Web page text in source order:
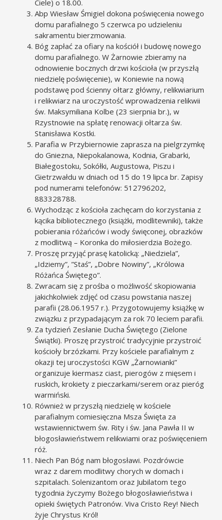
Ciele) o 18.00.
Abp Wiesław Śmigiel dokona poświęcenia nowego
domu parafialnego 5 czerwca po udzieleniu
sakramentu bierzmowania.
Bóg zapłać za ofiary na kościół i budowę nowego
domu parafialnego. W Żarnowie zbieramy na
odnowienie bocznych drzwi kościoła (w przyszłą
niedzielę poświęcenie), w Koniewie na nową
podstawę pod ścienny ołtarz główny, relikwiarium
i relikwiarz na uroczystość wprowadzenia relikwii
św. Maksymiliana Kolbe (23 sierpnia br.), w
Rzystnowie na spłatę renowacji ołtarza św.
Stanisława Kostki.
Parafia w Przybiernowie zaprasza na pielgrzymkę
do Gniezna, Niepokalanowa, Kodnia, Grabarki,
Białegostoku, Sokółki, Augustowa, Piszu i
Gietrzwałdu w dniach od 15 do 19 lipca br. Zapisy
pod numerami telefonów: 512796202,
883328788.
Wychodząc z kościoła zachęcam do korzystania z
kącika bibliotecznego (książki, modlitewniki), także
pobierania różańców i wody święconej, obrazków
z modlitwą – Koronka do miłosierdzia Bożego.
Proszę przyjąć prasę katolicką: „Niedziela”,
„Idziemy”, ”Staś”, „Dobre Nowiny”, „Królowa
Różańca Świętego”.
Zwracam się z prośba o możliwość skopiowania
jakichkolwiek zdjęć od czasu powstania naszej
parafii (28.06.1957 r.). Przygotowujemy książkę w
związku z przypadającym za rok 70 leciem parafii.
Za tydzień Zesłanie Ducha Świętego (Zielone
Świątki). Proszę przystroić tradycyjnie przystroić
kościoły brzózkami. Przy kościele parafialnym z
okazji tej uroczystości KGW „Żarnowianki”
organizuje kiermasz ciast, pierogów z mięsem i
ruskich, krokiety z pieczarkami/serem oraz pieróg
warmiński.
Również w przyszłą niedzielę w kościele
parafialnym comiesięczna Msza Święta za
wstawiennictwem św. Rity i św. Jana Pawła II w
błogosławieństwem relikwiami oraz poświęceniem
róż.
Niech Pan Bóg nam błogosławi. Pozdrówcie
wraz z darem modlitwy chorych w domach i
szpitalach. Solenizantom oraz Jubilatom tego
tygodnia życzymy Bożego błogosławieństwa i
opieki świętych Patronów. Viva Cristo Rey! Niech
żyje Chrystus Król!